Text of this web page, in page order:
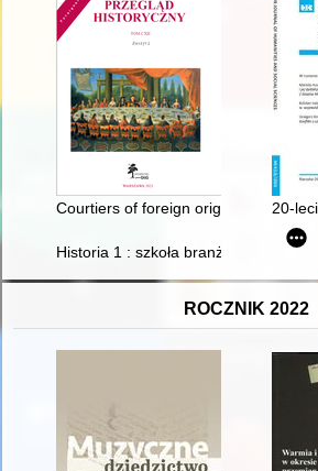
Courtiers of foreign origin amongst
20-
Historia 1 : szkoła branżowa I
ROCZNIK 2022